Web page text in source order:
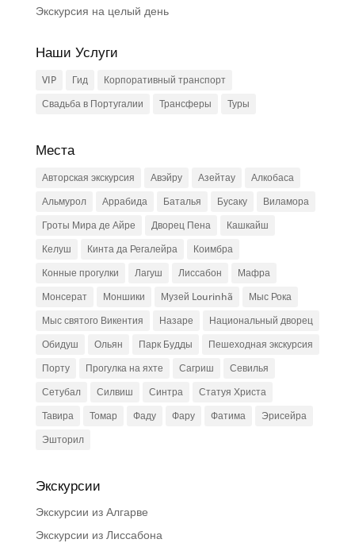
Экскурсия на целый день
Наши Услуги
VIP Гид
Корпоративный транспорт
Свадьба в Португалии
Трансферы Туры
Места
Авторская экскурсия Авэйру Азейтау
Алкобаса
Альмурол
Аррабида Баталья Бусаку
Виламора
Гроты Мира де Айре
Дворец Пена
Кашкайш
Келуш
Кинта да Регалейра
Коимбра
Конные прогулки
Лагуш Лиссабон
Мафра
Монсерат
Моншики Музей Lourinhã
Мыс Рока
Мыс святого Викентия
Назаре
Национальный дворец
Обидуш
Ольян Парк Будды
Пешеходная экскурсия
Порту
Прогулка на яхте Сагриш
Севилья
Сетубал
Силвиш Синтра
Статуя Христа
Тавира
Томар Фаду Фару Фатима
Эрисейра
Эшторил
Экскурсии
Экскурсии из Алгарве
Экскурсии из Лиссабона